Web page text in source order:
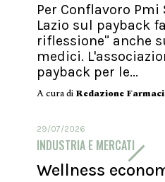
Per Conflavoro
Lazio sul payback
riflessione" anche
medici.
payback per le...
A cura di Redazione
29/07/2026
INDUSTRIA E MERCATI
Wellness